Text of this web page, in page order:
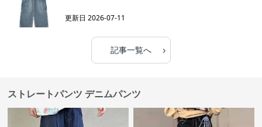
更新日2026-07-11
記事一覧へ ›
ストレートパンツ デニムパンツ